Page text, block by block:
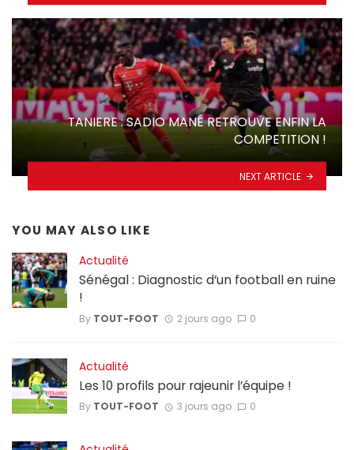
TANIERE : SADIO MANÉ RETROUVE ENFIN LA
COMPETITION !
NEXT ARTICLE
YOU MAY ALSO LIKE
Actualité
Sénégal : Diagnostic d’un football en ruine
!
By TOUT-FOOT 2 jours ago 0
Actualité
Les 10 profils pour rajeunir l’équipe !
By TOUT-FOOT 3 jours ago 0